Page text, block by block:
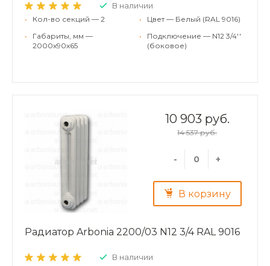
В наличии
•
Кол-во секций — 2
•
Габариты, мм —
2000x90x65
•
Цвет — Белый (RAL 9016)
•
Подключение — N12 3/4''
(боковое)
10 903 руб.
14 537 руб.
- +
В корзину
Радиатор Arbonia 2200/03 N12 3/4 RAL 9016
В наличии